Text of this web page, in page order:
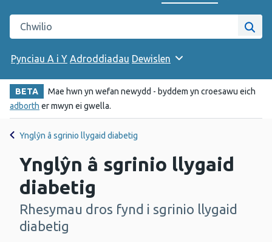
Newid iaith y wefan
Chwilio gwefan Iechyd Cyhoeddus Cymru
Pynciau A i Y Adroddiadau Dewislen
BETA
Mae hwn yn wefan newydd - byddem yn croesawu eich
adborth er mwyn ei gwella.
Ynglŷn â sgrinio llygaid diabetig
Ynglŷn â sgrinio llygaid
diabetig
-
Rhesymau dros fynd i sgrinio llygaid
diabetig